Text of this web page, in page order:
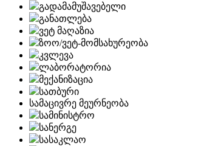
გადამამუშავებელი
განათლება
ვეტ მაღაზია
ზოო/ვეტ-მომსახურეობა
კვლევა
ლაბორატორია
მექანიზაცია
სათბური
სამაცივრე მეურნეობა
სამინისტრო
სანერგე
სასაკლაო